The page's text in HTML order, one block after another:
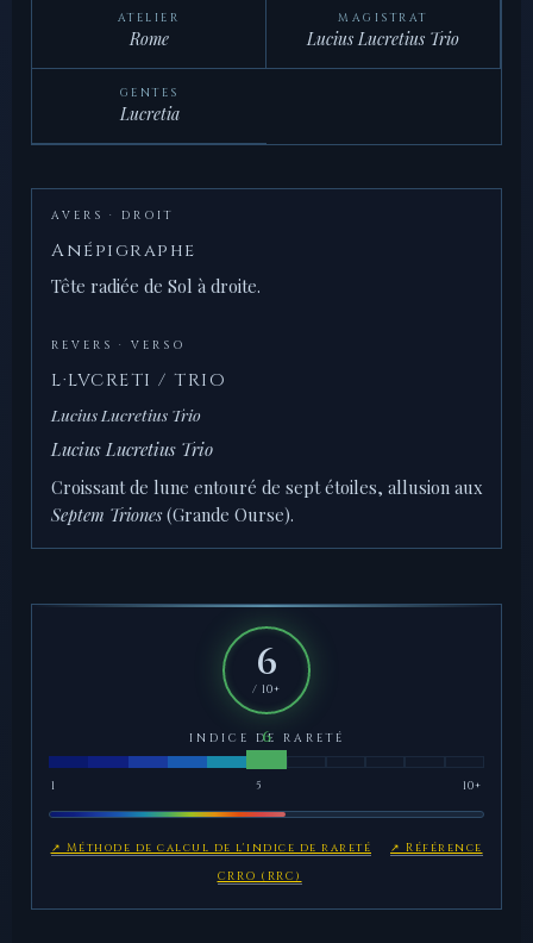
ATELIER
Rome
MAGISTRAT
Lucius Lucretius Trio
GENTES
Lucretia
AVERS · DROIT
Anépigraphe
Tête radiée de Sol à droite.
REVERS · VERSO
L·LVCRETI / TRIO
Lucius Lucretius Trio
Lucius Lucretius Trio
Croissant de lune entouré de sept étoiles, allusion aux
Septem Triones(Grande Ourse).
6
/ 10+
INDICE DE RARETÉ
1 5 10+
↗ Méthode de calcul de l'indice de rareté
↗ Référence
CRRO (RRC)